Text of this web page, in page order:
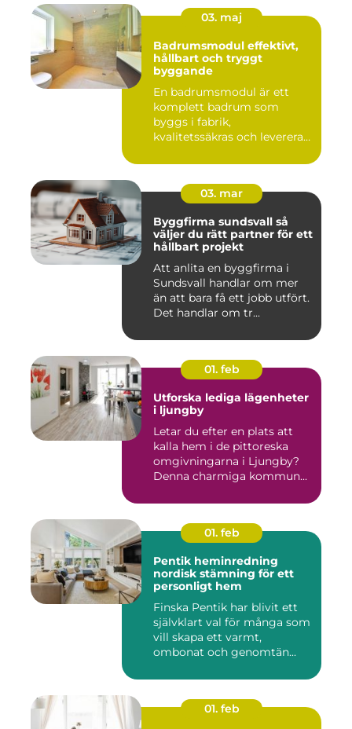
03. maj
Badrumsmodul effektivt,
hållbart och tryggt
byggande
En badrumsmodul är ett
komplett badrum som
byggs i fabrik,
kvalitetssäkras och levereras
03. mar
Byggfirma sundsvall så
väljer du rätt partner för ett
hållbart projekt
Att anlita en byggfirma i
Sundsvall handlar om mer
än att bara få ett jobb utfört.
Det handlar om tr...
01. feb
Utforska lediga lägenheter
i ljungby
Letar du efter en plats att
kalla hem i de pittoreska
omgivningarna i Ljungby?
Denna charmiga kommun...
01. feb
Pentik heminredning
nordisk stämning för ett
personligt hem
Finska Pentik har blivit ett
självklart val för många som
vill skapa ett varmt,
ombonat och genomtän...
01. feb